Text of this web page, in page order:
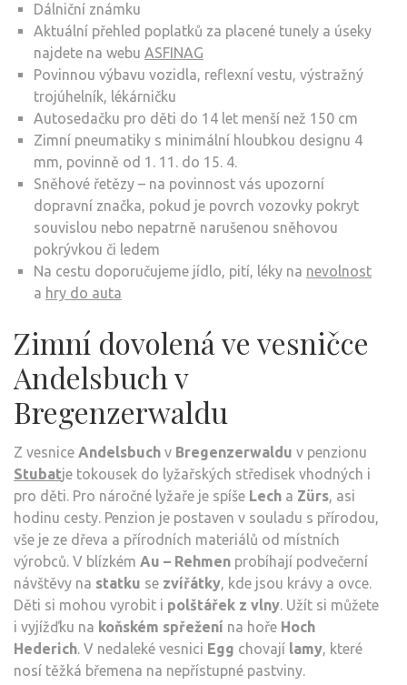
Dálniční známku
Aktuální přehled poplatků za placené tunely a úseky
najdete na webu ASFINAG
Povinnou výbavu vozidla, reflexní vestu, výstražný
trojúhelník, lékárničku
Autosedačku pro děti do 14 let menší než 150 cm
Zimní pneumatiky s minimální hloubkou designu 4
mm, povinně od 1. 11. do 15. 4.
Sněhové řetězy – na povinnost vás upozorní
dopravní značka, pokud je povrch vozovky pokryt
souvislou nebo nepatrně narušenou sněhovou
pokrývkou či ledem
Na cestu doporučujeme jídlo, pití, léky na nevolnost
a hry do auta
Zimní dovolená ve vesničce
Andelsbuch v
Bregenzerwaldu
Z vesnice Andelsbuch v Bregenzerwaldu v penzionu
Stubatje tokousek do lyžařských středisek vhodných i
pro děti. Pro náročné lyžaře je spíše Lech a Zürs, asi
hodinu cesty. Penzion je postaven v souladu s přírodou,
vše je ze dřeva a přírodních materiálů od místních
výrobců. V blízkém Au – Rehmen probíhají podvečerní
návštěvy na statku se zvířátky, kde jsou krávy a ovce.
Děti si mohou vyrobit i polštářek z vlny. Užít si můžete
i vyjížďku na koňském spřežení na hoře Hoch
Hederich. V nedaleké vesnici Egg chovají lamy, které
nosí těžká břemena na nepřístupné pastviny.